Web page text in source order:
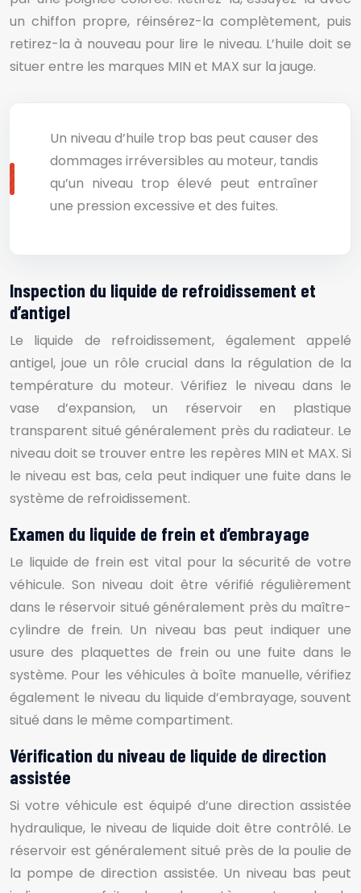
un chiffon propre, réinsérez-la complètement, puis
retirez-la à nouveau pour lire le niveau. L’huile doit se
situer entre les marques MIN et MAX sur la jauge.
Un niveau d’huile trop bas peut causer des
dommages irréversibles au moteur, tandis
qu’un niveau trop élevé peut entraîner
une pression excessive et des fuites.
Inspection du liquide de refroidissement et
d’antigel
Le liquide de refroidissement, également appelé
antigel, joue un rôle crucial dans la régulation de la
température du moteur. Vérifiez le niveau dans le
vase d’expansion, un réservoir en plastique
transparent situé généralement près du radiateur. Le
niveau doit se trouver entre les repères MIN et MAX. Si
le niveau est bas, cela peut indiquer une fuite dans le
système de refroidissement.
Examen du liquide de frein et d’embrayage
Le liquide de frein est vital pour la sécurité de votre
véhicule. Son niveau doit être vérifié régulièrement
dans le réservoir situé généralement près du maître-
cylindre de frein. Un niveau bas peut indiquer une
usure des plaquettes de frein ou une fuite dans le
système. Pour les véhicules à boîte manuelle, vérifiez
également le niveau du liquide d’embrayage, souvent
situé dans le même compartiment.
Vérification du niveau de liquide de direction
assistée
Si votre véhicule est équipé d’une direction assistée
hydraulique, le niveau de liquide doit être contrôlé. Le
réservoir est généralement situé près de la poulie de
la pompe de direction assistée. Un niveau bas peut